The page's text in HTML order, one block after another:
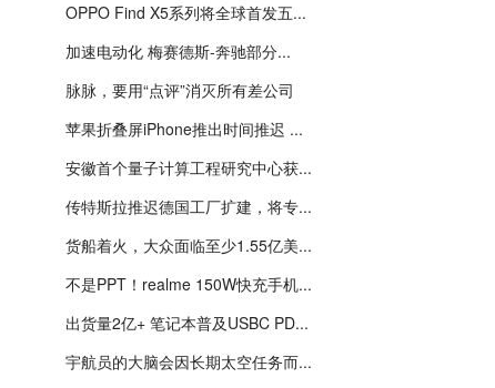
OPPO Find X5系列将全球首发五...
加速电动化 梅赛德斯-奔驰部分...
脉脉，要用“点评”消灭所有差公司
苹果折叠屏iPhone推出时间推迟 ...
安徽首个量子计算工程研究中心获...
传特斯拉推迟德国工厂扩建，将专...
货船着火，大众面临至少1.55亿美...
不是PPT！realme 150W快充手机...
出货量2亿+ 笔记本普及USBC PD...
宇航员的大脑会因长期太空任务而...